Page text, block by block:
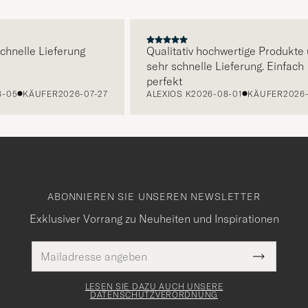
Lieferung
KÄUFER 2026-07-27
Qualitativ hochwertige Produkte und
sehr schnelle Lieferung. Einfach
perfekt
ALEXIOS K2026-08-01 KÄUFER 2026-07-
ABONNIEREN SIE UNSEREN NEWSLETTER
Exklusiver Vorrang zu Neuheiten und Inspirationen
Mail
Adresse
Pflichtfeld
Submit
Newsletter
LESEN SIE DAZU AUCH UNSERE
DATENSCHUTZVERORDNUNG